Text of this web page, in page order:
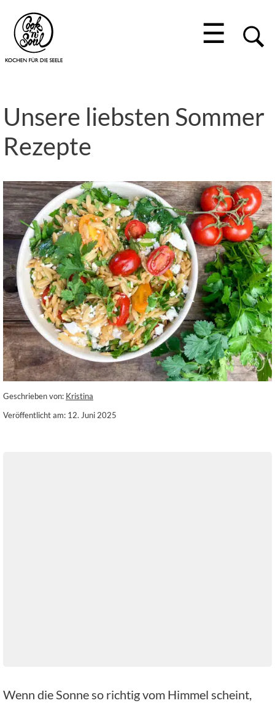
☰
Unsere liebsten Sommer
Rezepte
Geschrieben von: Kristina
Veröffentlicht am: 12. Juni 2025
Wenn die Sonne so richtig vom Himmel scheint,